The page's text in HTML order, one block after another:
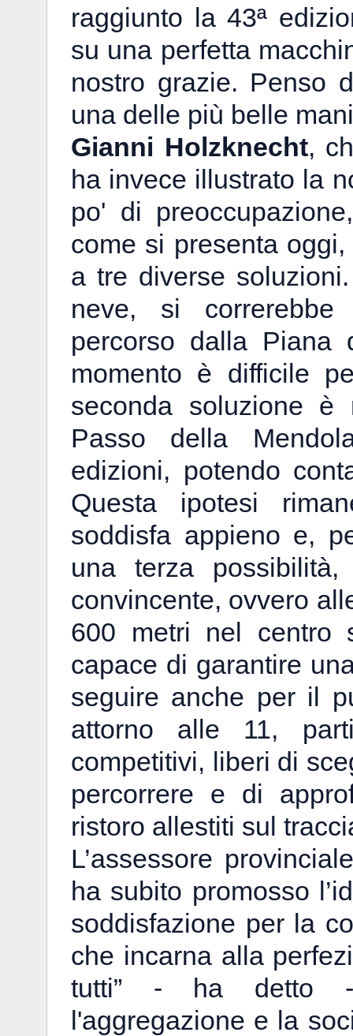
raggiunto la 43ª
su una perfetta
nostro grazie. Penso
una delle più belle
Gianni Holzknecht,
ha invece illustrato la
po' di
come si presenta
a tre diverse
neve, si
percorso dalla
momento è difficile
seconda soluzione è
Passo della
edizioni, potendo
Questa ipotesi
soddisfa appieno e,
una terza
convincente, ovvero
600 metri nel centro
capace di garantire
seguire anche per il
attorno alle 11,
competitivi, liberi di
percorrere e di
ristoro allestiti sul
L’assessore
ha subito promosso
soddisfazione per la
che incarna alla
tutti” - ha detto -
l'aggregazione e la